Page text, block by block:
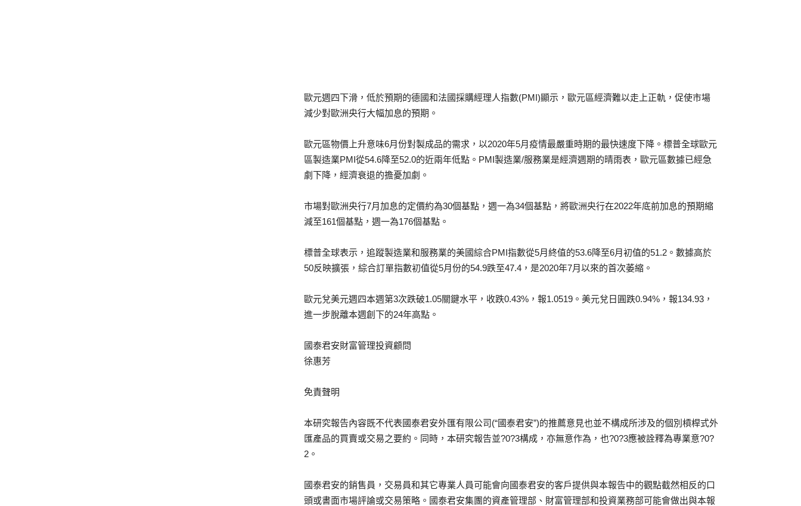
歐元週四下滑，低於預期的德國和法國採購經理人指數(PMI)顯示，歐元區經濟難以走上正軌，促使市場
減少對歐洲央行大幅加息的預期。
歐元區物價上升意味6月份對製成品的需求，以2020年5月疫情最嚴重時期的最快速度下降。標普全球歐元
區製造業PMI從54.6降至52.0的近兩年低點。PMI製造業/服務業是經濟週期的晴雨表，歐元區數據已經急
劇下降，經濟衰退的擔憂加劇。
市場對歐洲央行7月加息的定價約為30個基點，週一為34個基點，將歐洲央行在2022年底前加息的預期縮
減至161個基點，週一為176個基點。
標普全球表示，追蹤製造業和服務業的美國綜合PMI指數從5月終值的53.6降至6月初值的51.2。數據高於
50反映擴張，綜合訂單指數初值從5月份的54.9跌至47.4，是2020年7月以來的首次萎縮。
歐元兌美元週四本週第3次跌破1.05關鍵水平，收跌0.43%，報1.0519。美元兌日圓跌0.94%，報134.93，
進一步脫離本週創下的24年高點。
國泰君安財富管理投資顧問
徐惠芳
免責聲明
本研究報告內容既不代表國泰君安外匯有限公司(“國泰君安”)的推薦意見也並不構成所涉及的個別槓桿式外
匯產品的買賣或交易之要約。同時，本研究報告並?0?3構成，亦無意作為，也?0?3應被詮釋為專業意?0?
2。
國泰君安的銷售員，交易員和其它專業人員可能會向國泰君安的客戶提供與本報告中的觀點截然相反的口
頭或書面市場評論或交易策略。國泰君安集團的資產管理部、財富管理部和投資業務部可能會做出與本報